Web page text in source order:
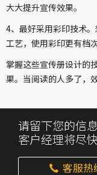
大大提升宣传效果。
4、最好采用彩印技术
工艺，使用彩印更有档
掌握这些宣传册设计的
果。当阅读的人多了，
请留下您的信息
客户经理将尽
客服热